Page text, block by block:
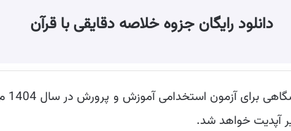
دانلود رایگان جزوه خلاصه دقایقی با قرآن
آپدیت خواهد شد.